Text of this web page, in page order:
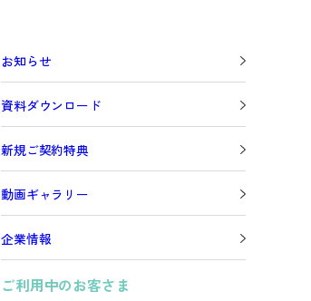
Next
お知らせ
資料ダウンロード
新規ご契約特典
動画ギャラリー
企業情報
ご利用中のお客さま